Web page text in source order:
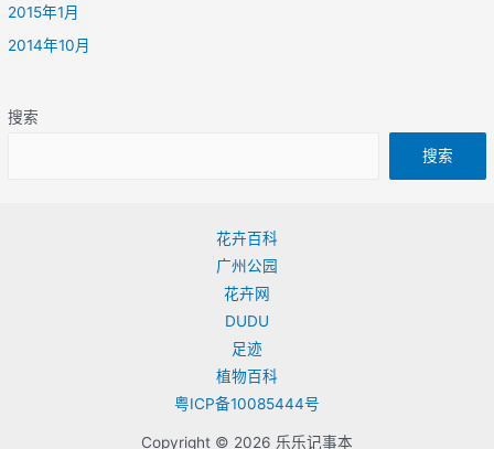
2015年1月
2014年10月
搜索
搜索
花卉百科
广州公园
花卉网
DUDU
足迹
植物百科
粤ICP备10085444号
Copyright © 2026 乐乐记事本